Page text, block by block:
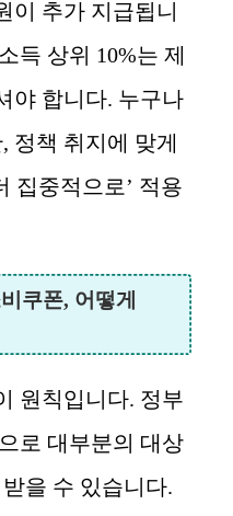
이 추가 지급됩니
득 상위 10%는 제
야 합니다. 누구나
정책 취지에 맞게
집중적으로’ 적용
쿠폰, 어떻게
원칙입니다. 정부
로 대부분의 대상
을 수 있습니다.